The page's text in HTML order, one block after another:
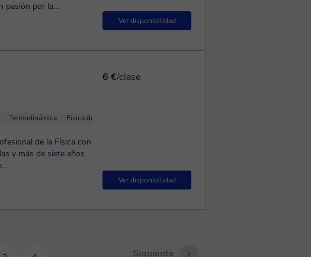
Ver disponibilidad
pasión por la
de experiencia
6 €/clase
Ver disponibilidad
Termodinámica Física de fluidos
de la Física con
y más de siete años
Siguiente